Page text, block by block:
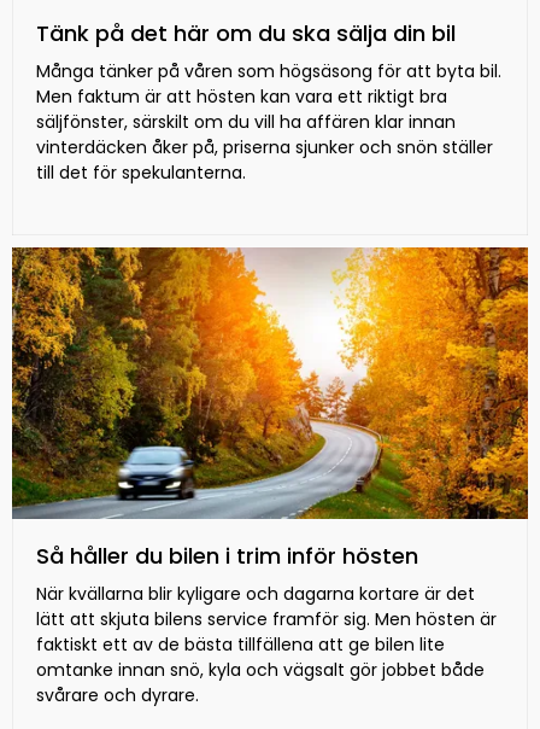
Tänk på det här om du ska sälja din bil
Många tänker på våren som högsäsong för att byta bil.
Men faktum är att hösten kan vara ett riktigt bra
säljfönster, särskilt om du vill ha affären klar innan
vinterdäcken åker på, priserna sjunker och snön ställer
till det för spekulanterna.
Så håller du bilen i trim inför hösten
När kvällarna blir kyligare och dagarna kortare är det
lätt att skjuta bilens service framför sig. Men hösten är
faktiskt ett av de bästa tillfällena att ge bilen lite
omtanke innan snö, kyla och vägsalt gör jobbet både
svårare och dyrare.